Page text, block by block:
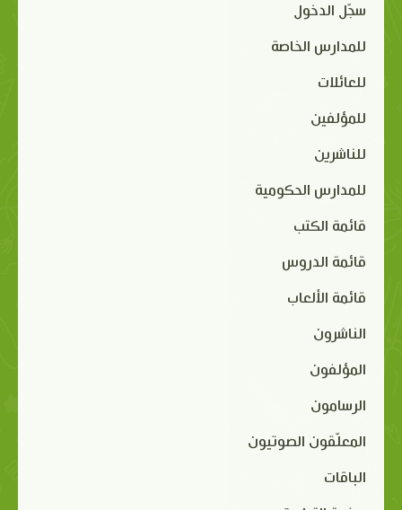
سجّل الدخول
للمدارس الخاصة
للعائلات
للمؤلفين
للناشرين
للمدارس الحكومية
قائمة الكتب
قائمة الدروس
قائمة الألعاب
الناشرون
المؤلفون
الرسامون
المعلّقون الصوتيون
الباقات